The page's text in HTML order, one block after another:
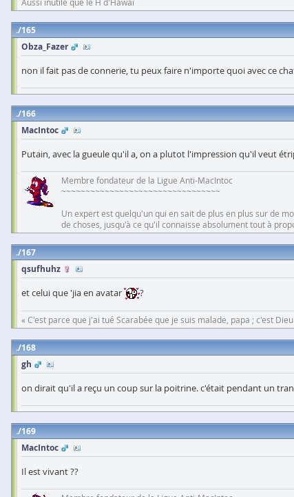
165
Obza_Fazer
non il fait pas de connerie, tu peux faire n'importe quoi avec ce
166
MacIntoc
Putain, avec la gueule qu'il a, on a plutot l'impression qu'il veut
Membre fondateur de la Ligue Anti-MacIntoc
~~~~~~~~~~~~~~~~~~~~~~~~~~~~~~~~~
Un expert est quelqu'un qui en sait de plus en plus sur de
de choses, jusqu'à ce qu'il connaisse absolument tout à
167
qsufhuhz
et celui que 'jia en avatar ?
« C'est parce que j'ai tué Scarabée que je suis malade, papa ; c'est
168
gh
on dirait qu'il a reçu un coup sur la poitrine. c'était pendant un
169
MacIntoc
Il est vivant ??